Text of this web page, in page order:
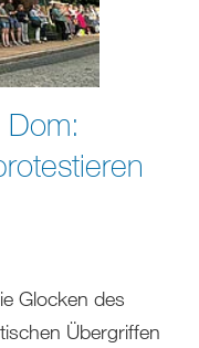
Glocken des
Übergriffen